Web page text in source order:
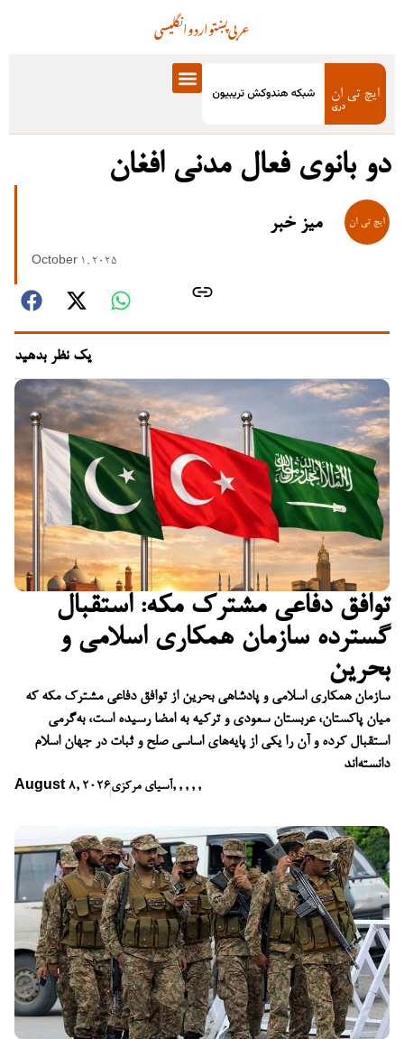
انگلیسیاردوپښتوعربی
توافق دفاعی مشترک مکه: استقبال
گسترده سازمان همکاری اسلامی و
بحرین
سازمان همکاری اسلامی و پادشاهی بحرین از توافق دفاعی مشترک مکه که
میان پاکستان، عربستان سعودی و ترکیه به امضا رسیده است، به‌گرمی
استقبال کرده و آن را یکی از پایه‌های اساسی صلح و ثبات در جهان اسلام
دانسته‌اند
August 8, 2026آسیای مرکزی, , , , ,
دو بانوی فعال مدنی افغان
میز خبر
October 1, 2025
یک نظر بدهید